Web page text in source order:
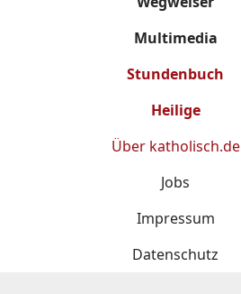
Multimedia
Stundenbuch
Heilige
Über katholisch.de
Jobs
Impressum
Datenschutz